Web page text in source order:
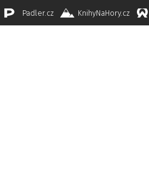
Padler.cz KnihyNaHory.cz